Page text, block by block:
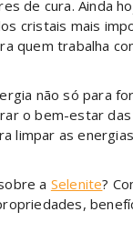
de cura. Ainda
cristais mais
quem trabalha
não só para
o bem-estar
limpar as
a Selenite?